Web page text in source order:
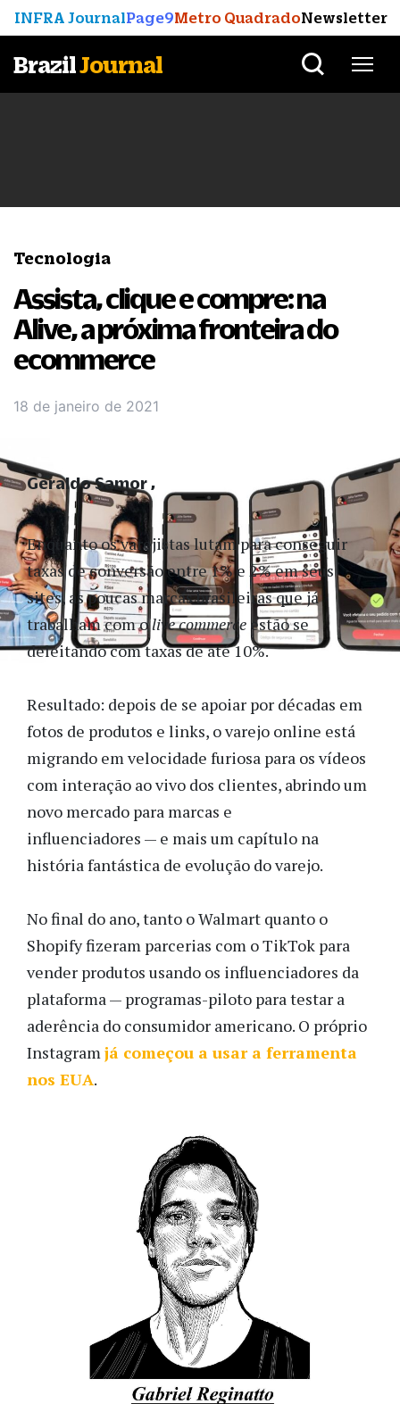
INFRA JournalPage9Metro QuadradoNewsletter
BrazilJournal
Tecnologia
Assista, clique e compre: na
Alive, a próxima fronteira do
ecommerce
18 de janeiro de 2021
Enquanto os varejistas lutam para conseguir
taxas de conversão entre 1% e 2% em seus
sites, as poucas marcas brasileiras que já
trabalham com olive commerce estão se
deleitando com taxas de até 10%.
Resultado: depois de se apoiar por décadas em
fotos de produtos e links, o varejo online está
migrando em velocidade furiosa para os vídeos
com interação ao vivo dos clientes, abrindo um
novo mercado para marcas e
influenciadores — e mais um capítulo na
história fantástica de evolução do varejo.
No final do ano, tanto o Walmart quanto o
Shopify fizeram parcerias com o TikTok para
vender produtos usando os influenciadores da
plataforma — programas-piloto para testar a
aderência do consumidor americano. O próprio
Instagramjá começou a usar a ferramenta
nos EUA.
Geraldo Samor